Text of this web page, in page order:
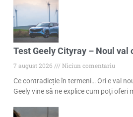
Test Geely Cityray – Noul val
7 august 2026
Niciun comentariu
Ce contradicție în termeni… Ori e val
Geely vine să ne explice cum poți oferi